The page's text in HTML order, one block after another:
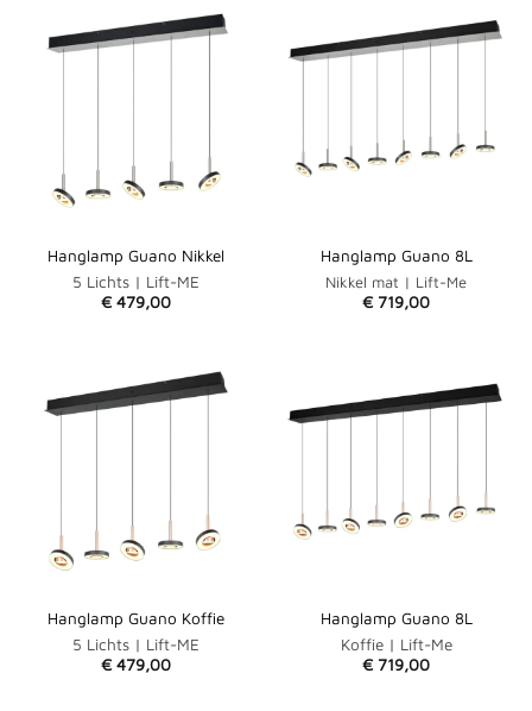
Hanglamp Guano Nikkel
5 Lichts | Lift-ME
€ 479,00
Hanglamp Guano 8L
Nikkel mat | Lift-Me
€ 719,00
Hanglamp Guano Koffie
5 Lichts | Lift-ME
€ 479,00
Hanglamp Guano 8L
Koffie | Lift-Me
€ 719,00